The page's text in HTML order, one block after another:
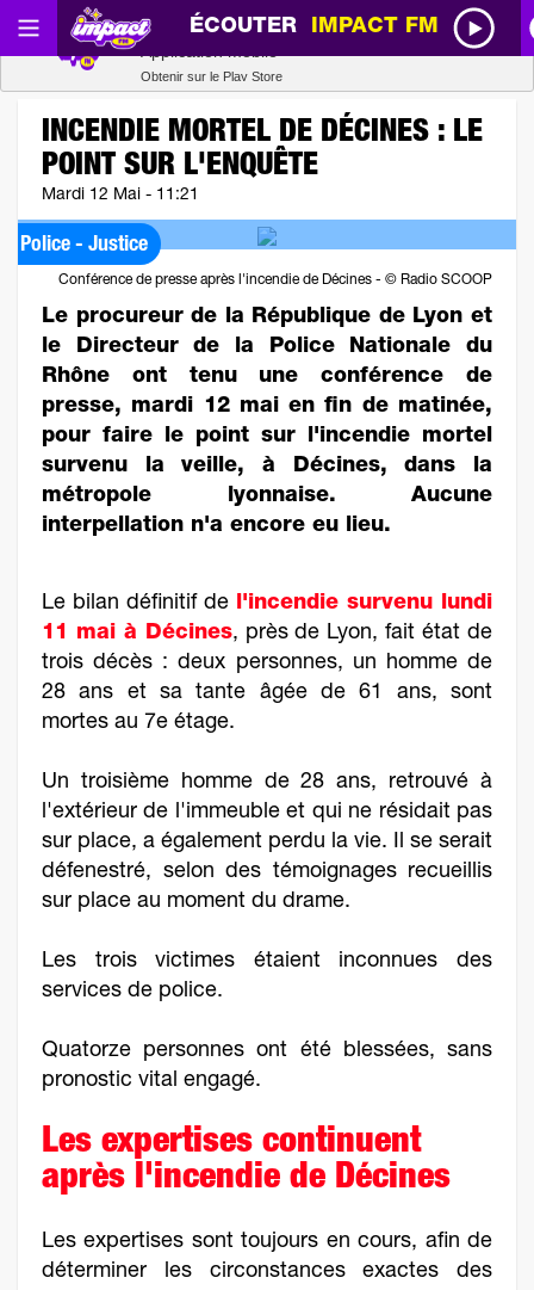
ÉCOUTER IMPACT FM
INCENDIE MORTEL DE DÉCINES : LE
POINT SUR L'ENQUÊTE
Mardi 12 Mai - 11:21
Police - Justice
Conférence de presse après l'incendie de Décines - © Radio SCOOP
Le procureur de la République de Lyon et
le Directeur de la Police Nationale du
Rhône ont tenu une conférence de
presse, mardi 12 mai en fin de matinée,
pour faire le point sur l'incendie mortel
survenu la veille, à Décines, dans la
métropole lyonnaise. Aucune
interpellation n'a encore eu lieu.
Le bilan définitif de l'incendie survenu lundi
11 mai à Décines, près de Lyon, fait état de
trois décès : deux personnes, un homme de
28 ans et sa tante âgée de 61 ans, sont
mortes au 7e étage.
Un troisième homme de 28 ans, retrouvé à
l'extérieur de l'immeuble et qui ne résidait pas
sur place, a également perdu la vie. Il se serait
défenestré, selon des témoignages recueillis
sur place au moment du drame.
Les trois victimes étaient inconnues des
services de police.
Quatorze personnes ont été blessées, sans
pronostic vital engagé.
Les expertises continuent
après l'incendie de Décines
Les expertises sont toujours en cours, afin de
déterminer les circonstances exactes des
Radio SCOOP
Obtenir sur le Play Store
Télécharger